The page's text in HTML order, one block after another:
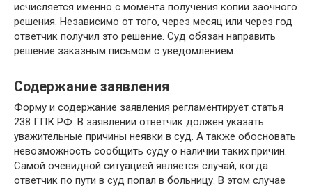
исчисляется именно с момента получения копии заочного
решения. Независимо от того, через месяц или через год
ответчик получил это решение. Суд обязан направить
решение заказным письмом с уведомлением.
Содержание заявления
Форму и содержание заявления регламентирует статья
238 ГПК РФ. В заявлении ответчик должен указать
уважительные причины неявки в суд. А также обосновать
невозможность сообщить суду о наличии таких причин.
Самой очевидной ситуацией является случай, когда
ответчик по пути в суд попал в больницу. В этом случае